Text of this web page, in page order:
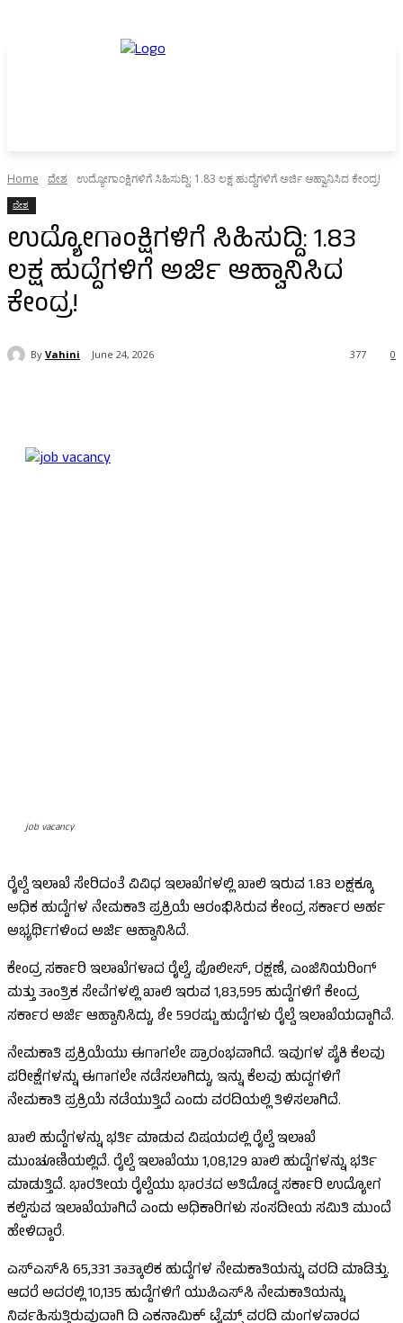
Home ದೇಶ ಉದ್ಯೋಗಾಂಕ್ಷಿಗಳಿಗೆ ಸಿಹಿಸುದ್ದಿ: 1.83 ಲಕ್ಷ ಹುದ್ದೆಗಳಿಗೆ ಅರ್ಜಿ ಆಹ್ವಾನಿಸಿದ ಕೇಂದ್ರ!
ದೇಶ
ಉದ್ಯೋಗಾಂಕ್ಷಿಗಳಿಗೆ ಸಿಹಿಸುದ್ದಿ: 1.83
ಲಕ್ಷ ಹುದ್ದೆಗಳಿಗೆ ಅರ್ಜಿ ಆಹ್ವಾನಿಸಿದ
ಕೇಂದ್ರ!
By Vahini June 24, 2026 0
377
job vacancy
ರೈಲ್ವೆ ಇಲಾಖೆ ಸೇರಿದಂತೆ ವಿವಿಧ ಇಲಾಖೆಗಳಲ್ಲಿ ಖಾಲಿ ಇರುವ 1.83 ಲಕ್ಷಕ್ಕೂ
ಅಧಿಕ ಹುದ್ದೆಗಳ ನೇಮಕಾತಿ ಪ್ರಕ್ರಿಯೆ ಆರಂಭಿಸಿರುವ ಕೇಂದ್ರ ಸರ್ಕಾರ ಅರ್ಹ
ಅಭ್ಯರ್ಥಿಗಳಿಂದ ಅರ್ಜಿ ಆಹ್ವಾನಿಸಿದೆ.
ಕೇಂದ್ರ ಸರ್ಕಾರಿ ಇಲಾಖೆಗಳಾದ ರೈಲ್ವೆ, ಪೊಲೀಸ್, ರಕ್ಷಣೆ, ಎಂಜಿನಿಯರಿಂಗ್
ಮತ್ತು ತಾಂತ್ರಿಕ ಸೇವೆಗಳಲ್ಲಿ ಖಾಲಿ ಇರುವ 1,83,595 ಹುದ್ದೆಗಳಿಗೆ ಕೇಂದ್ರ
ಸರ್ಕಾರ ಅರ್ಜಿ ಆಹ್ವಾನಿಸಿದ್ದು, ಶೇ 59ರಷ್ಟು ಹುದ್ದೆಗಳು ರೈಲ್ವೆ ಇಲಾಖೆಯದ್ದಾಗಿವೆ.
ನೇಮಕಾತಿ ಪ್ರಕ್ರಿಯೆಯು ಈಗಾಗಲೇ ಪ್ರಾರಂಭವಾಗಿದೆ. ಇವುಗಳ ಪೈಕಿ ಕೆಲವು
ಪರೀಕ್ಷೆಗಳನ್ನು ಈಗಾಗಲೇ ನಡೆಸಲಾಗಿದ್ದು, ಇನ್ನು ಕೆಲವು ಹುದ್ದಗಳಿಗೆ
ನೇಮಕಾತಿ ಪ್ರಕ್ರಿಯೆ ನಡೆಯುತ್ತಿದೆ ಎಂದು ವರದಿಯಲ್ಲಿ ತಿಳಿಸಲಾಗಿದೆ.
ಖಾಲಿ ಹುದ್ದೆಗಳನ್ನು ಭರ್ತಿ ಮಾಡುವ ವಿಷಯದಲ್ಲಿ ರೈಲ್ವೆ ಇಲಾಖೆ
ಮುಂಚೂಣಿಯಲ್ಲಿದೆ. ರೈಲ್ವೆ ಇಲಾಖೆಯು 1,08,129 ಖಾಲಿ ಹುದ್ದೆಗಳನ್ನು ಭರ್ತಿ
ಮಾಡುತ್ತಿದೆ. ಭಾರತೀಯ ರೈಲ್ವೆಯು ಭಾರತದ ಅತಿದೊಡ್ಡ ಸರ್ಕಾರಿ ಉದ್ಯೋಗ
ಕಲ್ಪಿಸುವ ಇಲಾಖೆಯಾಗಿದೆ ಎಂದು ಅಧಿಕಾರಿಗಳು ಸಂಸದೀಯ ಸಮಿತಿ ಮುಂದೆ
ಹೇಳಿದ್ದಾರೆ.
ಎಸ್‌ಎಸ್‌ಸಿ 65,331 ತಾತ್ಕಾಲಿಕ ಹುದ್ದೆಗಳ ನೇಮಕಾತಿಯನ್ನು ವರದಿ ಮಾಡಿತ್ತು.
ಆದರೆ ಅದರಲ್ಲಿ 10,135 ಹುದ್ದೆಗಳಿಗೆ ಯುಪಿಎಸ್‌ಸಿ ನೇಮಕಾತಿಯನ್ನು
ನಿರ್ವಹಿಸುತ್ತಿರುವುದಾಗಿ ದಿ ಎಕನಾಮಿಕ್ ಟೈಮ್ಸ್ ವರದಿ ಮಂಗಳವಾರದ